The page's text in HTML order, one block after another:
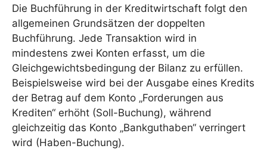
Die Buchführung in der Kreditwirtschaft folgt den
allgemeinen Grundsätzen der doppelten
Buchführung. Jede Transaktion wird in
mindestens zwei Konten erfasst, um die
Gleichgewichtsbedingung der Bilanz zu erfüllen.
Beispielsweise wird bei der Ausgabe eines Kredits
der Betrag auf dem Konto „Forderungen aus
Krediten“ erhöht (Soll-Buchung), während
gleichzeitig das Konto „Bankguthaben“ verringert
wird (Haben-Buchung).